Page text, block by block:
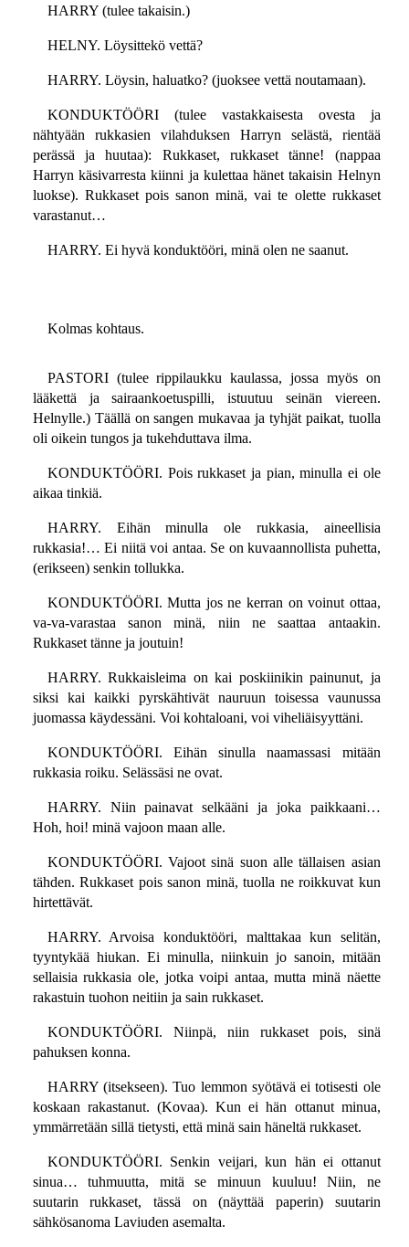
HARRY (tulee takaisin.)
HELNY. Löysittekö vettä?
HARRY. Löysin, haluatko? (juoksee vettä noutamaan).
KONDUKTÖÖRI (tulee vastakkaisesta ovesta ja
nähtyään rukkasien vilahduksen Harryn selästä, rientää
perässä ja huutaa): Rukkaset, rukkaset tänne! (nappaa
Harryn käsivarresta kiinni ja kulettaa hänet takaisin Helnyn
luokse). Rukkaset pois sanon minä, vai te olette rukkaset
varastanut…
HARRY. Ei hyvä konduktööri, minä olen ne saanut.
Kolmas kohtaus.
PASTORI (tulee rippilaukku kaulassa, jossa myös on
lääkettä ja sairaankoetuspilli, istuutuu seinän viereen.
Helnylle.) Täällä on sangen mukavaa ja tyhjät paikat, tuolla
oli oikein tungos ja tukehduttava ilma.
KONDUKTÖÖRI. Pois rukkaset ja pian, minulla ei ole
aikaa tinkiä.
HARRY. Eihän minulla ole rukkasia, aineellisia
rukkasia!… Ei niitä voi antaa. Se on kuvaannollista puhetta,
(erikseen) senkin tollukka.
KONDUKTÖÖRI. Mutta jos ne kerran on voinut ottaa,
va-va-varastaa sanon minä, niin ne saattaa antaakin.
Rukkaset tänne ja joutuin!
HARRY. Rukkaisleima on kai poskiinikin painunut, ja
siksi kai kaikki pyrskähtivät nauruun toisessa vaunussa
juomassa käydessäni. Voi kohtaloani, voi viheliäisyyttäni.
KONDUKTÖÖRI. Eihän sinulla naamassasi mitään
rukkasia roiku. Selässäsi ne ovat.
HARRY. Niin painavat selkääni ja joka paikkaani…
Hoh, hoi! minä vajoon maan alle.
KONDUKTÖÖRI. Vajoot sinä suon alle tällaisen asian
tähden. Rukkaset pois sanon minä, tuolla ne roikkuvat kun
hirtettävät.
HARRY. Arvoisa konduktööri, malttakaa kun selitän,
tyyntykää hiukan. Ei minulla, niinkuin jo sanoin, mitään
sellaisia rukkasia ole, jotka voipi antaa, mutta minä näette
rakastuin tuohon neitiin ja sain rukkaset.
KONDUKTÖÖRI. Niinpä, niin rukkaset pois, sinä
pahuksen konna.
HARRY (itsekseen). Tuo lemmon syötävä ei totisesti ole
koskaan rakastanut. (Kovaa). Kun ei hän ottanut minua,
ymmärretään sillä tietysti, että minä sain häneltä rukkaset.
KONDUKTÖÖRI. Senkin veijari, kun hän ei ottanut
sinua… tuhmuutta, mitä se minuun kuuluu! Niin, ne
suutarin rukkaset, tässä on (näyttää paperin) suutarin
sähkösanoma Laviuden asemalta.